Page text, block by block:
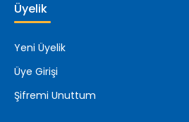
Üyelik
Yeni Üyelik
Üye Girişi
Şifremi Unuttum